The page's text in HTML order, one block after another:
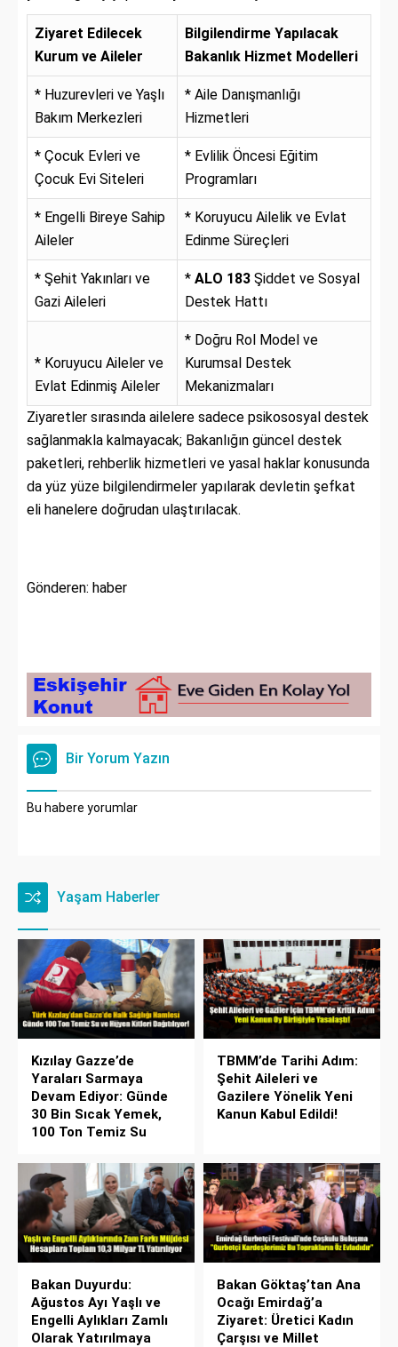
Ziyaret Edilecek
Kurum ve Aileler
Bilgilendirme Yapılacak
Bakanlık Hizmet Modelleri
* Huzurevleri ve Yaşlı
Bakım Merkezleri
* Aile Danışmanlığı
Hizmetleri
* Çocuk Evleri ve
Çocuk Evi Siteleri
* Evlilik Öncesi Eğitim
Programları
* Engelli Bireye Sahip
Aileler
* Koruyucu Ailelik ve Evlat
Edinme Süreçleri
* Şehit Yakınları ve
Gazi Aileleri
* ALO 183 Şiddet ve Sosyal
Destek Hattı
* Koruyucu Aileler ve
Evlat Edinmiş Aileler
* Doğru Rol Model ve
Kurumsal Destek
Mekanizmaları
Ziyaretler sırasında ailelere sadece psikososyal destek
sağlanmakla kalmayacak; Bakanlığın güncel destek
paketleri, rehberlik hizmetleri ve yasal haklar konusunda
da yüz yüze bilgilendirmeler yapılarak devletin şefkat
eli hanelere doğrudan ulaştırılacak.
Gönderen: haber
Bir Yorum Yazın
Bu habere yorumlar
Yaşam Haberler
Kızılay Gazze’de
Yaraları Sarmaya
Devam Ediyor: Günde
30 Bin Sıcak Yemek,
100 Ton Temiz Su
TBMM’de Tarihi Adım:
Şehit Aileleri ve
Gazilere Yönelik Yeni
Kanun Kabul Edildi!
Bakan Duyurdu:
Ağustos Ayı Yaşlı ve
Engelli Aylıkları Zamlı
Olarak Yatırılmaya
Bakan Göktaş’tan Ana
Ocağı Emirdağ’a
Ziyaret: Üretici Kadın
Çarşısı ve Millet